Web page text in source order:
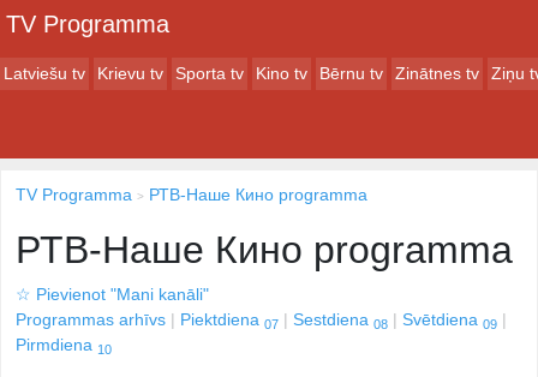
TV Programma
Latviešu tv Krievu tv Sporta tv Kino tv Bērnu tv Zinātnes tv Ziņu
TV Programma РТВ-Наше Кино programma
РТВ-Наше Кино programma
☆ Pievienot "Mani kanāli"
Programmas arhīvs
Piektdiena 07 Sestdiena 08 Svētdiena 09
Pirmdiena 10